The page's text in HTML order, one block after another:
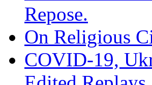
Repose.
On Religious
COVID-19,